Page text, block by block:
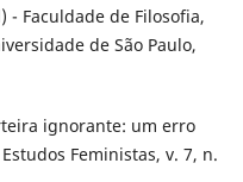
- Faculdade de Filosofia,
de São Paulo,
ignorante: um erro
Feministas, v. 7, n.